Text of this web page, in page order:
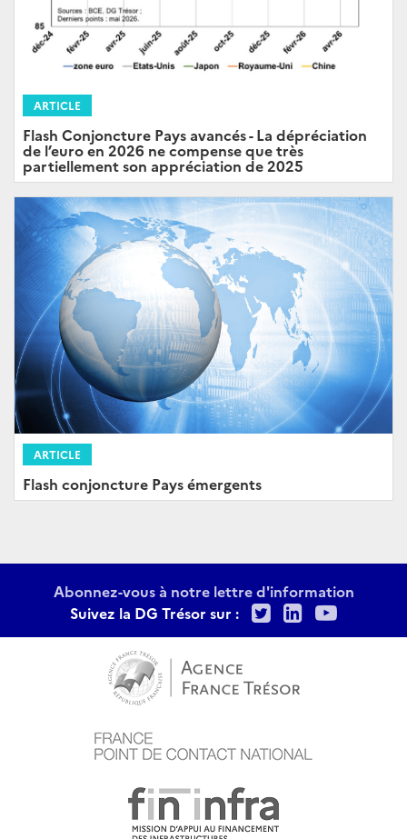
ARTICLE
Flash Conjoncture Pays avancés - La dépréciation
de l’euro en 2026 ne compense que très
partiellement son appréciation de 2025
ARTICLE
Flash conjoncture Pays émergents
Abonnez-vous à notre lettre d'information
Suivez la DG Trésor sur :
TwitterLinkedIn